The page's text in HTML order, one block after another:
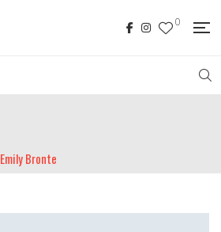
0
Emily Bronte